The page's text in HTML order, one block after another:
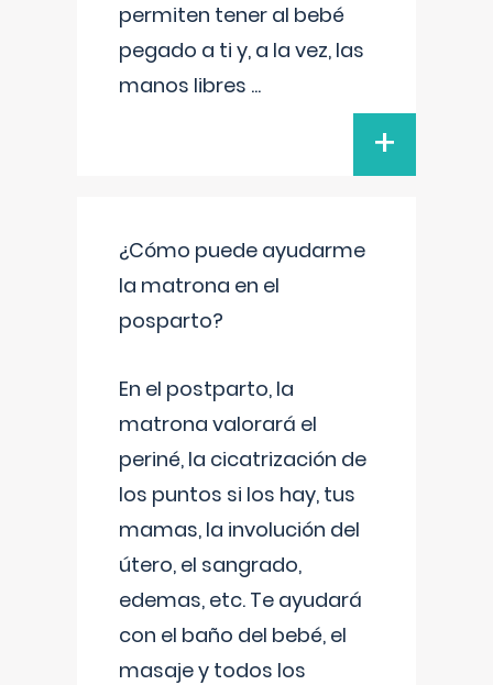
permiten tener al bebé
pegado a ti y, a la vez, las
manos libres ...
+
¿Cómo puede ayudarme
la matrona en el
posparto?
En el postparto, la
matrona valorará el
periné, la cicatrización de
los puntos si los hay, tus
mamas, la involución del
útero, el sangrado,
edemas, etc. Te ayudará
con el baño del bebé, el
masaje y todos los